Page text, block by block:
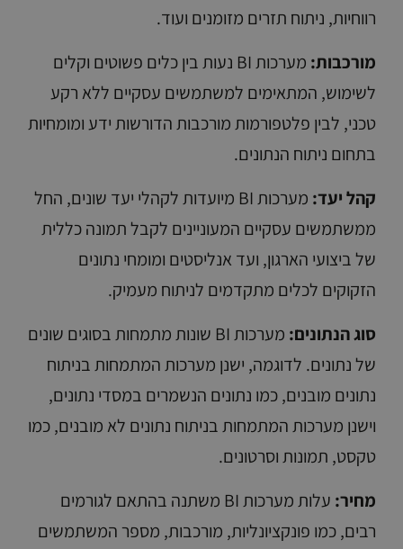
רווחיות, ניתוח תזרים מזומנים ועוד.
מורכבות:
מערכות BI נעות בין כלים פשוטים וקלים
לשימוש, המתאימים למשתמשים עסקיים ללא רקע
טכני, לבין פלטפורמות מורכבות הדורשות ידע ומומחיות
בתחום ניתוח הנתונים.
קהל יעד:
מערכות BI מיועדות לקהלי יעד שונים, החל
ממשתמשים עסקיים המעוניינים לקבל תמונה כללית
של ביצועי הארגון, ועד אנליסטים ומומחי נתונים
הזקוקים לכלים מתקדמים לניתוח מעמיק.
סוג הנתונים:
מערכות BI שונות מתמחות בסוגים שונים
של נתונים. לדוגמה, ישנן מערכות המתמחות בניתוח
נתונים מובנים, כמו נתונים הנשמרים במסדי נתונים,
וישנן מערכות המתמחות בניתוח נתונים לא מובנים, כמו
טקסט, תמונות וסרטונים.
מחיר:
עלות מערכות BI משתנה בהתאם לגורמים
רבים, כמו פונקציונליות, מורכבות, מספר המשתמשים